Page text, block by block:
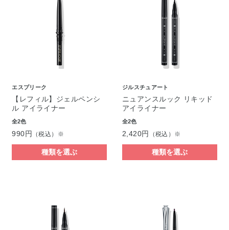
エスプリーク
【レフィル】ジェルペンシ
ル アイライナー
全2色
990円 （税込）※
種類を選ぶ
ジルスチュアート
ニュアンスルック リキッド
アイライナー
全2色
2,420円 （税込）※
種類を選ぶ